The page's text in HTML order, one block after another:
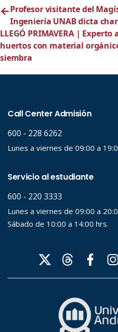
←Profesor visitante del
Ingeniería UNAB dicta
LLEGÓ PRIMAVERA |
huertos con material
siembra